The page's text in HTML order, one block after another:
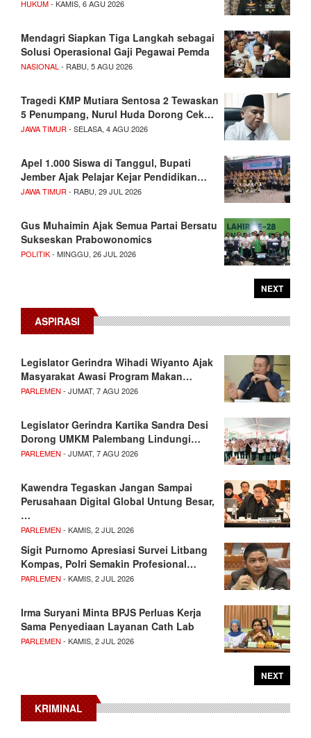
HUKUM- KAMIS, 6 AGU 2026
Mendagri Siapkan Tiga Langkah sebagai
Solusi Operasional Gaji Pegawai Pemda
NASIONAL - RABU, 5 AGU 2026
Tragedi KMP Mutiara Sentosa 2 Tewaskan
5 Penumpang, Nurul Huda Dorong Cek…
JAWA TIMUR - SELASA, 4 AGU 2026
Apel 1.000 Siswa di Tanggul, Bupati
Jember Ajak Pelajar Kejar Pendidikan…
JAWA TIMUR - RABU, 29 JUL 2026
Gus Muhaimin Ajak Semua Partai Bersatu
Sukseskan Prabowonomics
POLITIK- MINGGU, 26 JUL 2026
NEXT
ASPIRASI
Legislator Gerindra Wihadi Wiyanto Ajak
Masyarakat Awasi Program Makan…
PARLEMEN - JUMAT, 7 AGU 2026
Legislator Gerindra Kartika Sandra Desi
Dorong UMKM Palembang Lindungi…
PARLEMEN - JUMAT, 7 AGU 2026
Kawendra Tegaskan Jangan Sampai
Perusahaan Digital Global Untung Besar,
…
PARLEMEN - KAMIS, 2 JUL 2026
Sigit Purnomo Apresiasi Survei Litbang
Kompas, Polri Semakin Profesional…
PARLEMEN - KAMIS, 2 JUL 2026
Irma Suryani Minta BPJS Perluas Kerja
Sama Penyediaan Layanan Cath Lab
PARLEMEN - KAMIS, 2 JUL 2026
NEXT
KRIMINAL